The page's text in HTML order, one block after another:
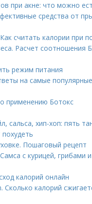
при акне: что можно
средства от
считать калории при
Расчет соотношения
режим питания
на самые
применению Ботокс
сальса, хип-хоп: пять
Пошаговый рецепт
с курицей, грибами
калорий онлайн
Сколько калорий